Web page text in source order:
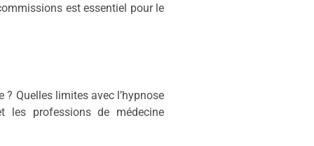
est essentiel pour le
Quelles limites avec l’hypnose
les professions de médecine